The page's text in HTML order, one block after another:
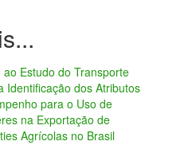
Estudo do Transporte
Identificação dos Atributos
para o Uso de
na Exportação de
Agrícolas no Brasil